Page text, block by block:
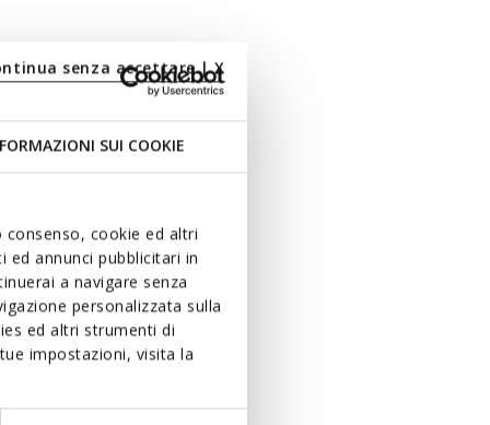
SUI COOKIE
cookie ed altri
annunci pubblicitari in
a navigare senza
personalizzata sulla
ed altri strumenti di
impostazioni, visita la
senza accettare | X